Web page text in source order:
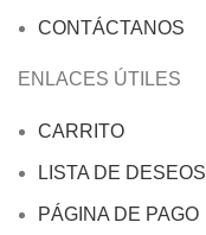
CONTÁCTANOS
ENLACES ÚTILES
CARRITO
LISTA DE DESEOS
PÁGINA DE PAGO